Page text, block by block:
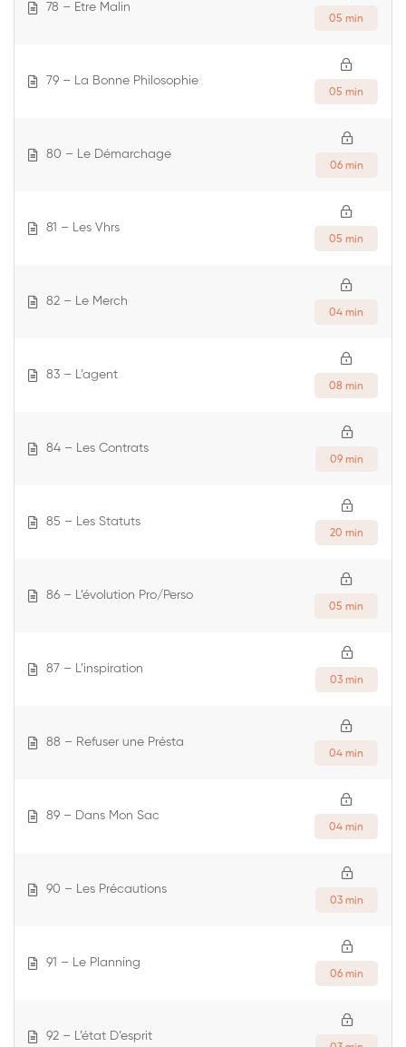
78 – Etre Malin
05 min
79 – La Bonne Philosophie
05 min
80 – Le Démarchage
06 min
81 – Les Vhrs
05 min
82 – Le Merch
04 min
83 – L’agent
08 min
84 – Les Contrats
09 min
85 – Les Statuts
20 min
86 – L’évolution Pro/Perso
05 min
87 – L’inspiration
03 min
88 – Refuser une Présta
04 min
89 – Dans Mon Sac
04 min
90 – Les Précautions
03 min
91 – Le Planning
06 min
92 – L’état D’esprit